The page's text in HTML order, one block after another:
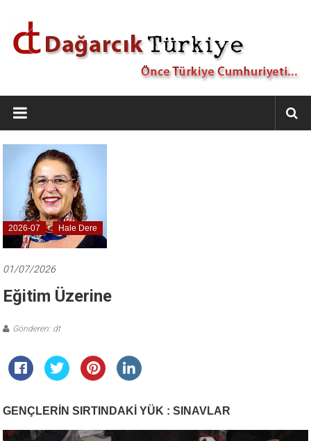
Dağarcık
Türkiye
Önce
Türkiye
Cumhuriyeti…
2026-07 Hale Dere
01/07/2026
Eğitim Üzerine
Gönderen: dt
GENÇLERİN SIRTINDAKİ YÜK :SINAVLAR